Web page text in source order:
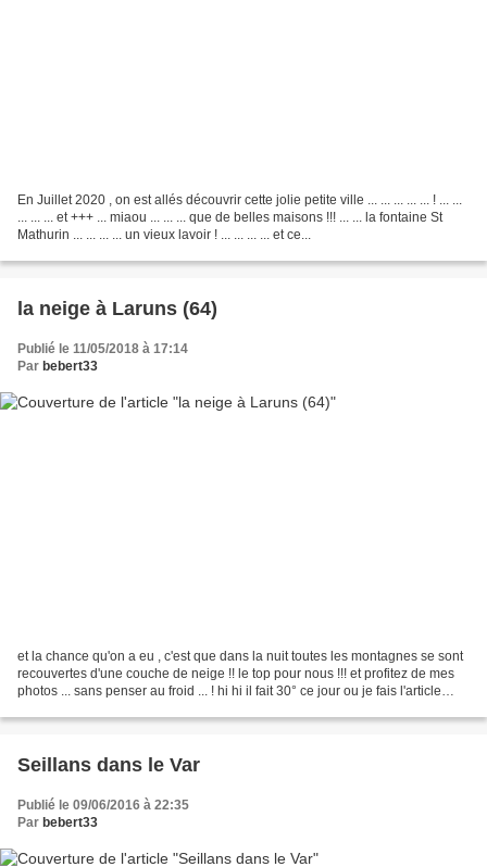
En Juillet 2020 , on est allés découvrir cette jolie petite ville ... ... ... ... ... ! ... ...
... ... ... et +++ ... miaou ... ... ... que de belles maisons !!! ... ... la fontaine St
Mathurin ... ... ... ... un vieux lavoir ! ... ... ... ... et ce...
la neige à Laruns (64)
Publié le 11/05/2018 à 17:14
Par bebert33
et la chance qu'on a eu , c'est que dans la nuit toutes les montagnes se sont
recouvertes d'une couche de neige !! le top pour nous !!! et profitez de mes
photos ... sans penser au froid ... ! hi hi il fait 30° ce jour ou je fais l'article
Seillans dans le Var
Publié le 09/06/2016 à 22:35
Par bebert33